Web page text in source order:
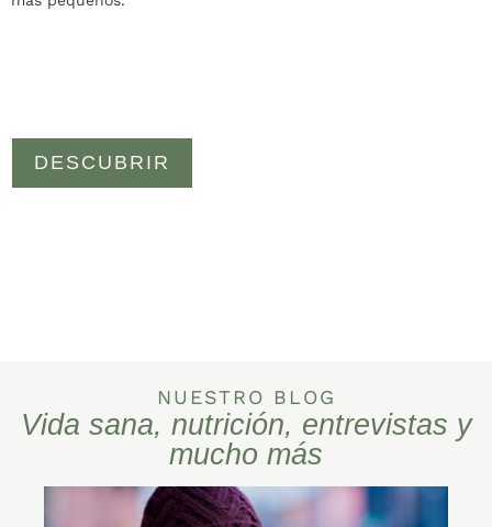
DESCUBRIR
NUESTRO BLOG
Vida sana, nutrición, entrevistas y
mucho más